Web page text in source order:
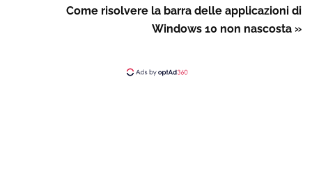
Come risolvere la barra delle applicazioni di
Windows 10 non nascosta »